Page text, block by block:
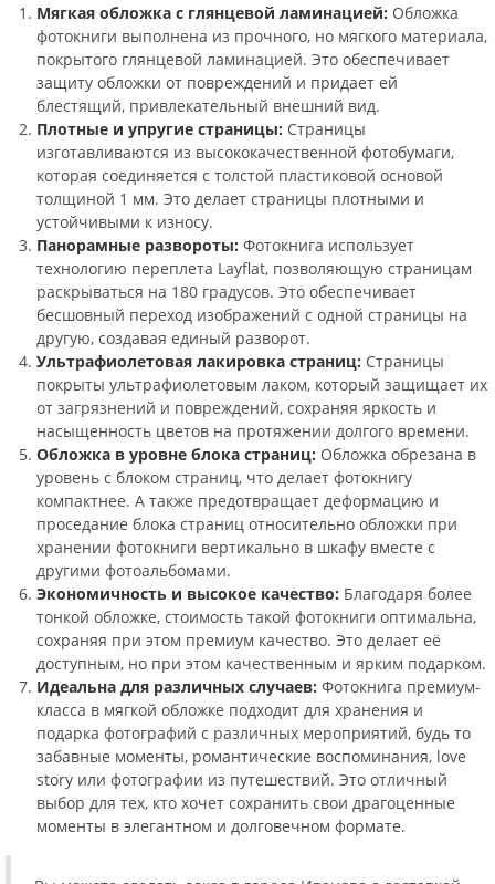
Мягкая обложка с глянцевой ламинацией: Обложка
фотокниги выполнена из прочного, но мягкого материала,
покрытого глянцевой ламинацией. Это обеспечивает
защиту обложки от повреждений и придает ей
блестящий, привлекательный внешний вид.
Плотные и упругие страницы: Страницы
изготавливаются из высококачественной фотобумаги,
которая соединяется с толстой пластиковой основой
толщиной 1 мм. Это делает страницы плотными и
устойчивыми к износу.
Панорамные развороты: Фотокнига использует
технологию переплета Layflat, позволяющую страницам
раскрываться на 180 градусов. Это обеспечивает
бесшовный переход изображений с одной страницы на
другую, создавая единый разворот.
Ультрафиолетовая лакировка страниц: Страницы
покрыты ультрафиолетовым лаком, который защищает их
от загрязнений и повреждений, сохраняя яркость и
насыщенность цветов на протяжении долгого времени.
Обложка в уровне блока страниц: Обложка обрезана в
уровень с блоком страниц, что делает фотокнигу
компактнее. А также предотвращает деформацию и
проседание блока страниц относительно обложки при
хранении фотокниги вертикально в шкафу вместе с
другими фотоальбомами.
Экономичность и высокое качество: Благодаря более
тонкой обложке, стоимость такой фотокниги оптимальна,
сохраняя при этом премиум качество. Это делает её
доступным, но при этом качественным и ярким подарком.
Идеальна для различных случаев: Фотокнига премиум-
класса в мягкой обложке подходит для хранения и
подарка фотографий с различных мероприятий, будь то
забавные моменты, романтические воспоминания, love
story или фотографии из путешествий. Это отличный
выбор для тех, кто хочет сохранить свои драгоценные
моменты в элегантном и долговечном формате.